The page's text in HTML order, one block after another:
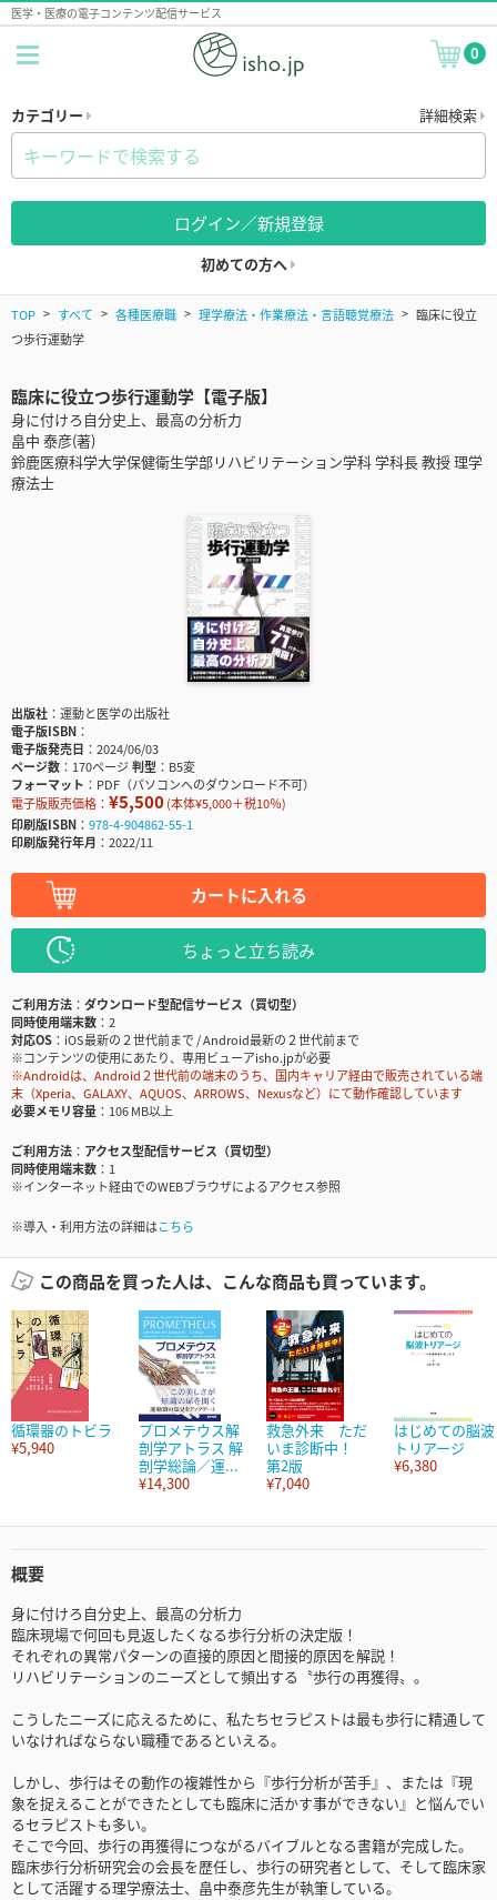
医学・医療の電子コンテンツ配信サービス
0
カテゴリー 詳細検索
ログイン／新規登録
初めての方へ
TOP すべて 各種医療職 理学療法・作業療法・言語聴覚療法
臨床に役立
つ歩行運動学
臨床に役立つ歩行運動学【電子版】
身に付けろ自分史上、最高の分析力
畠中 泰彦(著)
鈴鹿医療科学大学保健衛生学部リハビリテーション学科 学科長 教授 理学
療法士
出版社
運動と医学の出版社
電子版ISBN
電子版発売日
2024/06/03
ページ数
170ページ判型
B5変
フォーマット
PDF（パソコンへのダウンロード不可）
電子版販売価格： ¥5,500(本体¥5,000＋税10％)
印刷版ISBN
978-4-904862-55-1
印刷版発行年月
2022/11
カートに入れる
ちょっと立ち読み
ご利用方法
ダウンロード型配信サービス（買切型）
同時使用端末数
2
対応OS
iOS最新の２世代前まで / Android最新の２世代前まで
※コンテンツの使用にあたり、専用ビューアisho.jpが必要
※Androidは、Android２世代前の端末のうち、国内キャリア経由で販売されている端
末（Xperia、GALAXY、AQUOS、ARROWS、Nexusなど）にて動作確認しています
必要メモリ容量
106 MB以上
ご利用方法
アクセス型配信サービス（買切型）
同時使用端末数
1
※インターネット経由でのWEBブラウザによるアクセス参照
※導入・利用方法の詳細はこちら
この商品を買った人は、こんな商品も買っています。
循環器のトビラ
¥5,940
プロメテウス解
剖学アトラス 解
剖学総論／運...
¥14,300
救急外来 ただ
いま診断中！
第2版
¥7,040
はじめての脳波
トリアージ
¥6,380
概要
身に付けろ自分史上、最高の分析力
臨床現場で何回も見返したくなる歩行分析の決定版！
それぞれの異常パターンの直接的原因と間接的原因を解説！
リハビリテーションのニーズとして頻出する〝歩行の再獲得〟。
こうしたニーズに応えるために、私たちセラピストは最も歩行に精通して
いなければならない職種であるといえる。
しかし、歩行はその動作の複雑性から『歩行分析が苦手』、または『現
象を捉えることができたとしても臨床に活かす事ができない』と悩んでい
るセラピストも多い。
そこで今回、歩行の再獲得につながるバイブルとなる書籍が完成した。
臨床歩行分析研究会の会長を歴任し、歩行の研究者として、そして臨床家
として活躍する理学療法士、畠中泰彦先生が執筆している。